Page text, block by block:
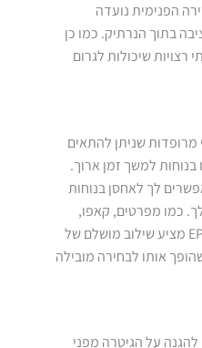
הפנימית נועדה
בתוך הנרתיק. כמו כן
רצויות שיכולות לגרום
שניתן להתאים
למשך זמן ארוך.
לך לאחסן בנוחות
כמו מפרטים, קאפו,
כבלים וטיונרים. נרתיק EPE-45 מציע שילוב מושלם של
אותו לבחירה מובילה
20 מ"מ להגנה על הגיטרה מפני